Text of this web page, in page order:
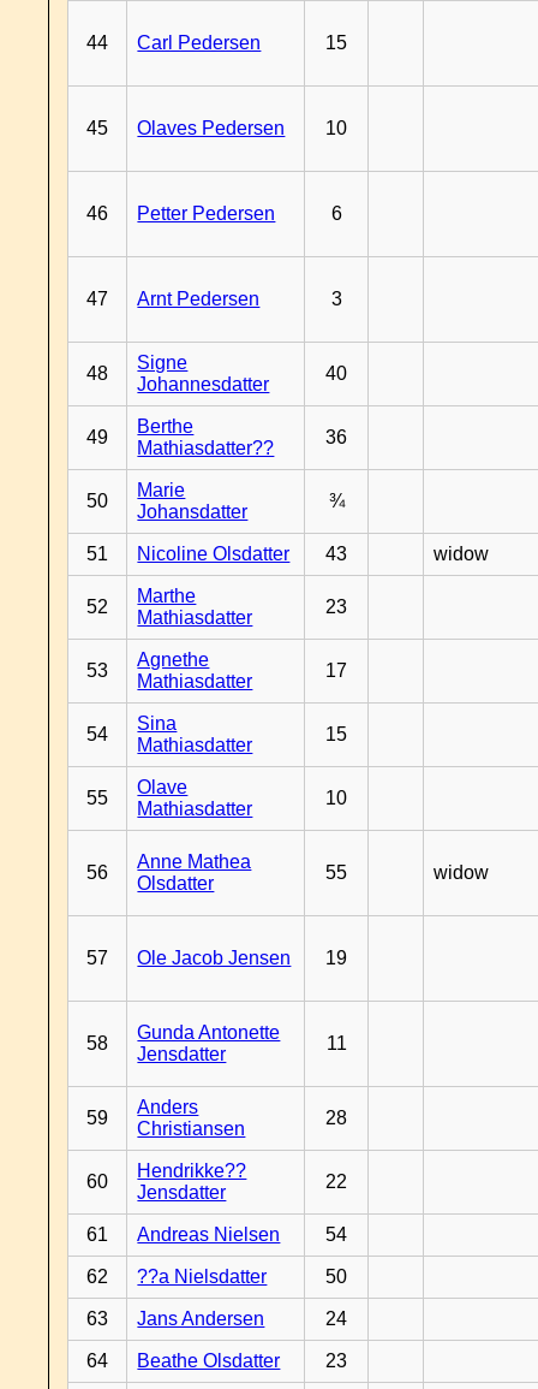
44 Carl Pedersen 15
45 Olaves Pedersen 10
46 Petter Pedersen 6
47 Arnt Pedersen 3
48
Signe
Johannesdatter
40
49
Berthe
Mathiasdatter??
36
50
Marie
Johansdatter
¾
51 Nicoline Olsdatter 43 widow
52
Marthe
Mathiasdatter
23
53
Agnethe
Mathiasdatter
17
54
Sina
Mathiasdatter
15
55
Olave
Mathiasdatter
10
56
Anne Mathea
Olsdatter
55 widow
57 Ole Jacob Jensen 19
58
Gunda Antonette
Jensdatter
11
59
Anders
Christiansen
28
60
Hendrikke??
Jensdatter
22
61 Andreas Nielsen 54
62 ??a Nielsdatter 50
63 Jans Andersen 24
64 Beathe Olsdatter 23